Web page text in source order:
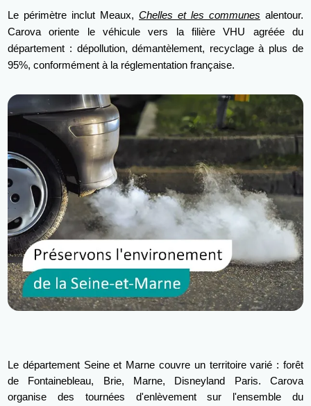
Le périmètre inclut Meaux, Chelles et les communes alentour.
Carova oriente le véhicule vers la filière VHU agréée du
département : dépollution, démantèlement, recyclage à plus de
95%, conformément à la réglementation française.
Le département Seine et Marne couvre un territoire varié : forêt
de Fontainebleau, Brie, Marne, Disneyland Paris. Carova
organise des tournées d'enlèvement sur l'ensemble du